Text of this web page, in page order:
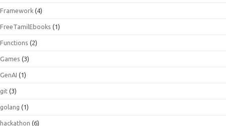
Framework (4)
FreeTamilEbooks (1)
Functions (2)
Games (3)
GenAI (1)
git (3)
golang (1)
hackathon (6)